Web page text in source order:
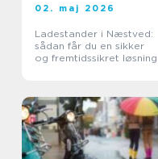
02. maj 2026
Ladestander i Næstved:
sådan får du en sikker
og fremtidssikret løsning